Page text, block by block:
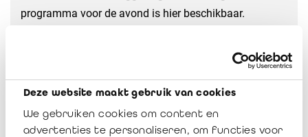
Deze website maakt gebruik van cookies
We gebruiken cookies om content en
advertenties te personaliseren, om functies voor
programma voor de avond is hier beschikbaar.
Woon je graag de prijsuitreiking bij? Schrijf jehiersnel